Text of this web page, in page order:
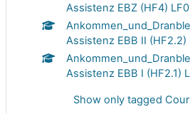
Assistenz EBZ (HF4)
Assistenz EBB II (HF2.2)
Assistenz EBB I (HF2.1)
Show only tagged